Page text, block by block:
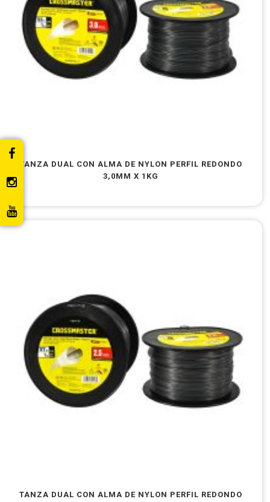
TANZA DUAL CON ALMA DE NYLON PERFIL REDONDO
3,0MM X 1KG
TANZA DUAL CON ALMA DE NYLON PERFIL REDONDO